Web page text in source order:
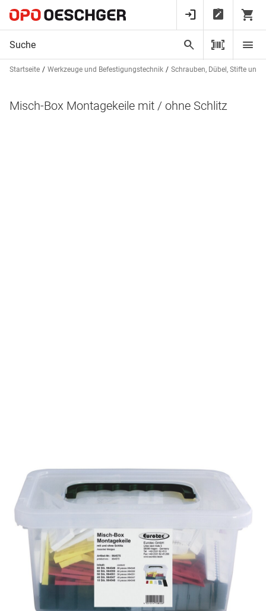
Startseite Werkzeuge und Befestigungstechnik Schrauben, Dübel, Stifte und
Misch-Box Montagekeile mit / ohne Schlitz